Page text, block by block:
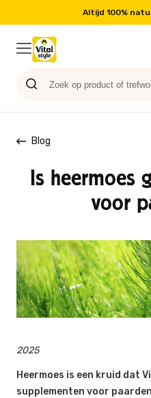
Gratis
Blog
Is heermoes
voor
2025
Heermoes is een kruid dat
supplementen voor